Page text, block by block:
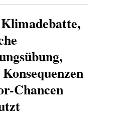
Chancen